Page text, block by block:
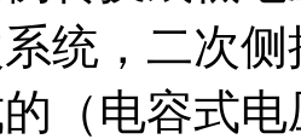
统，二次
（电容式